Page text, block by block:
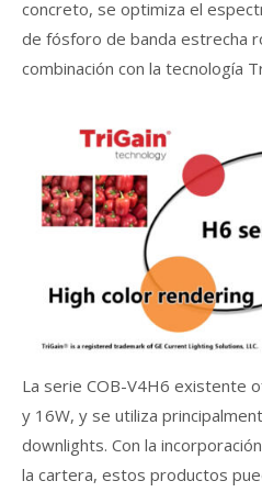
concreto, se optimiza el
de fósforo de banda estrecha
combinación con la tecnología
La serie COB-V4H6 existente
y 16W, y se utiliza
downlights. Con la
la cartera, estos productos